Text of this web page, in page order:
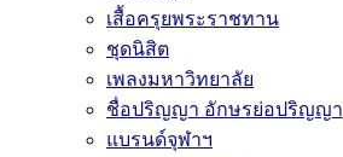
เสื้อครุยพระราชทาน
ชุดนิสิต
เพลงมหาวิทยาลัย
ชื่อปริญญา อักษรย่อปริญญา
แบรนด์จุฬาฯ